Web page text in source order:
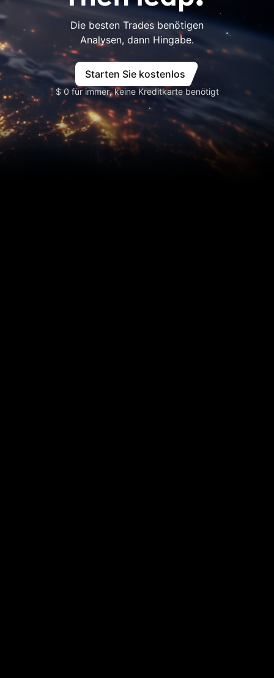
Die besten Trades benötigen
Analysen, dann Hingabe.
Starten Sie kostenlos
$ 0 für immer, keine Kreditkarte benötigt